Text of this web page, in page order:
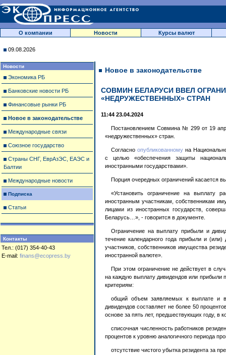
О компании Новости Курсы валют
09.08.2026
Новости
Экономика РБ
Банковские новости РБ
Финансовые рынки РБ
Новое в законодательстве
Международные связи
Союзное государство
Страны СНГ, ЕврАзЭС, ЕАЭС и
Балтии
Международные новости
Подписка
Статьи
Контакты
Тел.: (017) 354-40-43
E-mail: finans@ecopress.by
Новое в законодательстве
СОВМИН БЕЛАРУСИ ВВЕЛ
«НЕДРУЖЕСТВЕННЫХ» СТРАН
11:44 23.04.2024
Постановлением Совмина № 299 от 19
«недружественных» стран.
Согласно опубликованномуна
с целью «обеспечения защиты
иностранными государствами».
Порция очередных ограничений касается
«Установить ограничение на выплату
иностранным участникам, собственникам
лицами из иностранных государств,
Беларусь…», - говорится в документе.
Ограничение на выплату прибыли и
течение календарного года прибыли и
участников, собственников имущества
иностранной валюте».
При этом ограничение не действует в
на каждую выплату дивидендов или прибыли
критериям:
общий объем заявляемых к выплате и
дивидендов составляет не более 50
основе за пять лет, предшествующих году, в
списочная численность работников
процентов к уровню аналогичного периода
отсутствие чистого убытка резидента за